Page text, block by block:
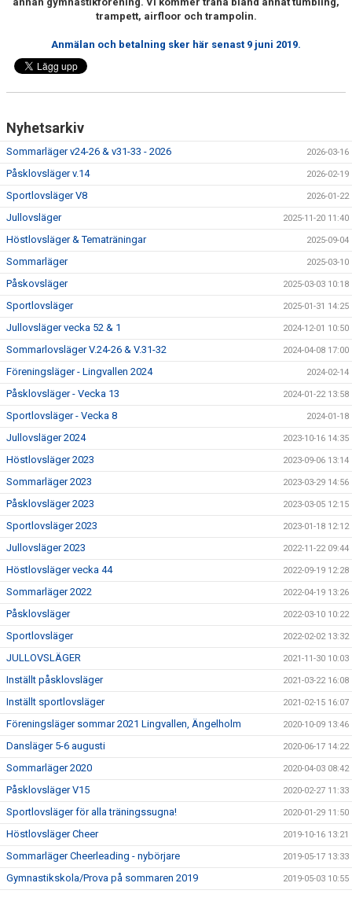
trampett, airfloor och trampolin.
Anmälan och betalning sker här senast 9 juni 2019.
Nyhetsarkiv
Sommarläger v24-26 & v31-33 - 2026 2026-03-16
Påsklovsläger v.14 2026-02-19
Sportlovsläger V8 2026-01-22
Jullovsläger 2025-11-20 11:40
Höstlovsläger & Tematräningar 2025-09-04
Sommarläger 2025-03-10
Påskovsläger 2025-03-03 10:18
Sportlovsläger 2025-01-31 14:25
Jullovsläger vecka 52 & 1 2024-12-01 10:50
Sommarlovsläger V.24-26 & V.31-32 2024-04-08 17:00
Föreningsläger - Lingvallen 2024 2024-02-14
Påsklovsläger - Vecka 13 2024-01-22 13:58
Sportlovsläger - Vecka 8 2024-01-18
Jullovsläger 2024 2023-10-16 14:35
Höstlovsläger 2023 2023-09-06 13:14
Sommarläger 2023 2023-03-29 14:56
Påsklovsläger 2023 2023-03-05 12:15
Sportlovsläger 2023 2023-01-18 12:12
Jullovsläger 2023 2022-11-22 09:44
Höstlovsläger vecka 44 2022-09-19 12:28
Sommarläger 2022 2022-04-19 13:26
Påsklovsläger 2022-03-10 10:22
Sportlovsläger 2022-02-02 13:32
JULLOVSLÄGER 2021-11-30 10:03
Inställt påsklovsläger 2021-03-22 16:08
Inställt sportlovsläger 2021-02-15 16:07
Föreningsläger sommar 2021 Lingvallen, Ängelholm 2020-10-09 13:46
Dansläger 5-6 augusti 2020-06-17 14:22
Sommarläger 2020 2020-04-03 08:42
Påsklovsläger V15 2020-02-27 11:33
Sportlovsläger för alla träningssugna! 2020-01-29 11:50
Höstlovsläger Cheer 2019-10-16 13:21
Sommarläger Cheerleading - nybörjare 2019-05-17 13:33
Gymnastikskola/Prova på sommaren 2019 2019-05-03 10:55